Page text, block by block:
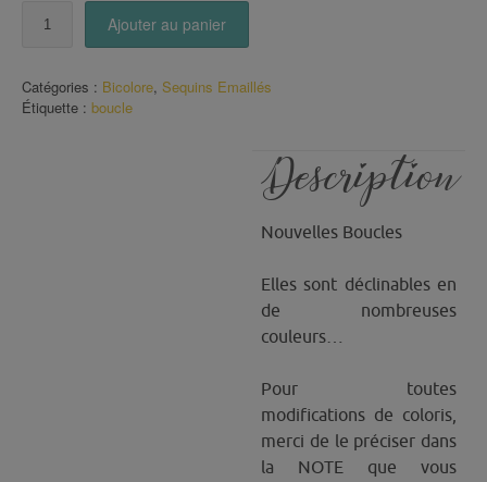
Violet
Rose
Ajouter au panier
Catégories : Bicolore, Sequins Emaillés
Étiquette : boucle
Description
Nouvelles Boucles
Elles sont déclinables en
de nombreuses
couleurs…
Pour toutes
modifications de coloris,
merci de le préciser dans
la NOTE que vous